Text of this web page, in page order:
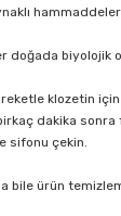
biyolojik
klozetin
dakika sonra
sifonu çekin.
bile ürün